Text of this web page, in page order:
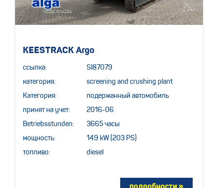
KEESTRACK Argo
ссылка: SI87079
категория: screening and crushing plant
Категория: подержанный автомобиль
принят на учет: 2016-06
Betriebsstunden: 3665 часы
мощность: 149 kW (203 PS)
топливо: diesel